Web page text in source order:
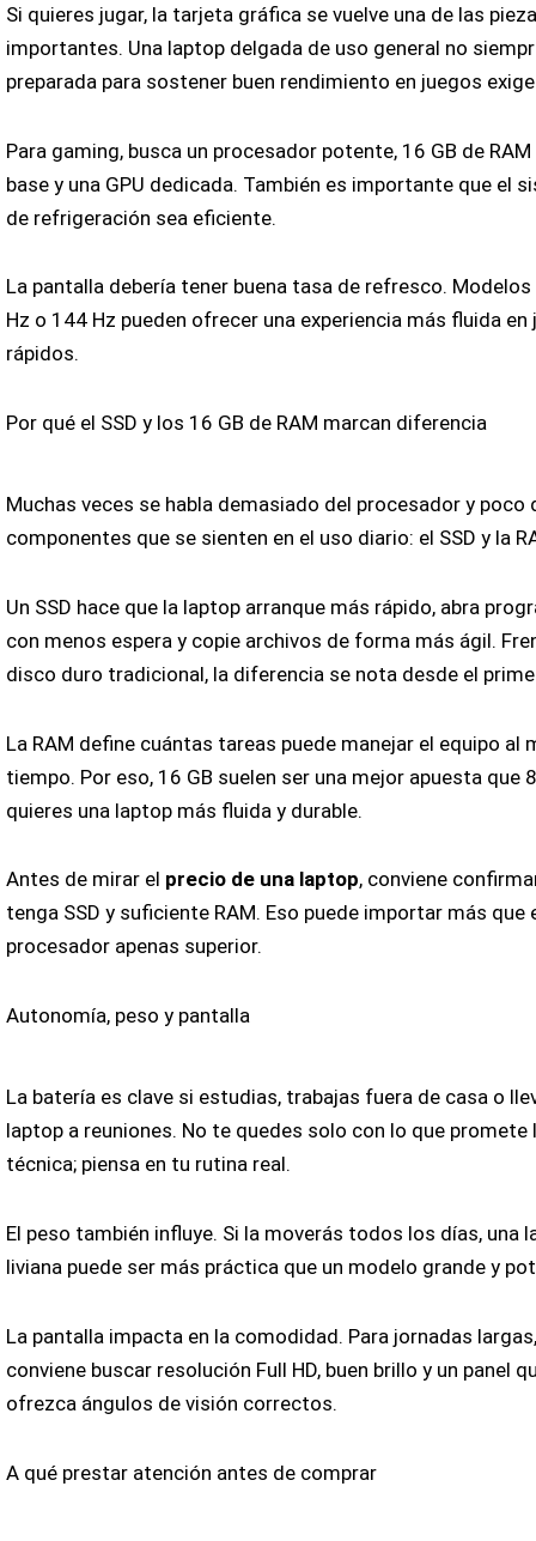
Si quieres jugar, la tarjeta gráfica se vuelve una de las
importantes. Una laptop delgada de uso general no
preparada para sostener buen rendimiento en juegos
Para gaming, busca un procesador potente, 16 GB de
base y una GPU dedicada. También es importante que el
de refrigeración sea eficiente.
La pantalla debería tener buena tasa de refresco.
Hz o 144 Hz pueden ofrecer una experiencia más fluida en
rápidos.
Por qué el SSD y los 16 GB de RAM marcan diferencia
Muchas veces se habla demasiado del procesador y poco
componentes que se sienten en el uso diario: el SSD y la
Un SSD hace que la laptop arranque más rápido, abra
con menos espera y copie archivos de forma más ágil.
disco duro tradicional, la diferencia se nota desde el
La RAM define cuántas tareas puede manejar el equipo al
tiempo. Por eso, 16 GB suelen ser una mejor apuesta que
quieres una laptop más fluida y durable.
Antes de mirar el precio de una laptop, conviene
tenga SSD y suficiente RAM. Eso puede importar más que
procesador apenas superior.
Autonomía, peso y pantalla
La batería es clave si estudias, trabajas fuera de casa o
laptop a reuniones. No te quedes solo con lo que promete
técnica; piensa en tu rutina real.
El peso también influye. Si la moverás todos los días, una
liviana puede ser más práctica que un modelo grande y
La pantalla impacta en la comodidad. Para jornadas
conviene buscar resolución Full HD, buen brillo y un panel
ofrezca ángulos de visión correctos.
A qué prestar atención antes de comprar